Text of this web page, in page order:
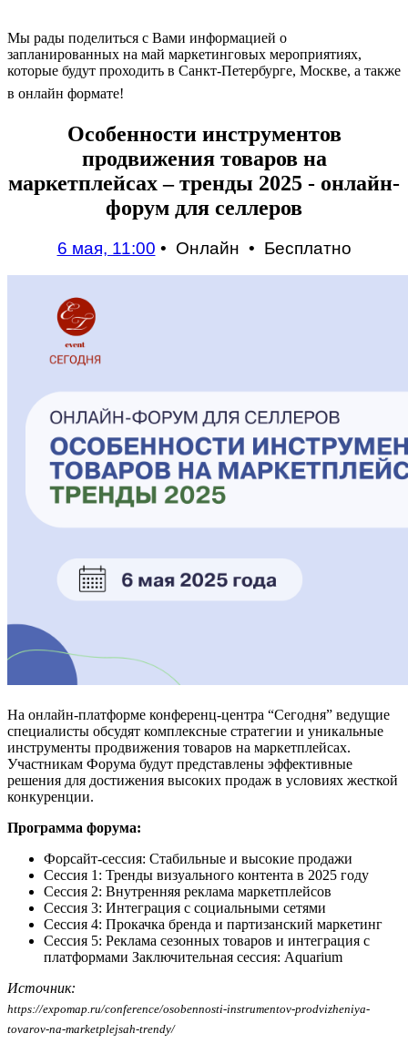
Мы рады поделиться с Вами информацией о
запланированных на май маркетинговых мероприятиях,
которые будут проходить в Санкт-Петербурге, Москве, а также
в онлайн формате!
Особенности инструментов
продвижения товаров на
маркетплейсах – тренды 2025 - онлайн-
форум для селлеров
6 мая, 11:00 • Онлайн • Бесплатно
На онлайн-платформе конференц-центра “Сегодня” ведущие
специалисты обсудят комплексные стратегии и уникальные
инструменты продвижения товаров на маркетплейсах.
Участникам Форума будут представлены эффективные
решения для достижения высоких продаж в условиях жесткой
конкуренции.
Программа форума:
Форсайт-сессия: Стабильные и высокие продажи
Сессия 1: Тренды визуального контента в 2025 году
Сессия 2: Внутренняя реклама маркетплейсов
Сессия 3: Интеграция с социальными сетями
Сессия 4: Прокачка бренда и партизанский маркетинг
Сессия 5: Реклама сезонных товаров и интеграция с
платформами Заключительная сессия: Aquarium
Источник:
https://expomap.ru/conference/osobennosti-instrumentov-prodvizheniya-
tovarov-na-marketplejsah-trendy/